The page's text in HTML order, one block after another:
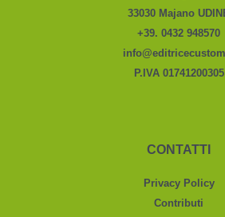
33030 Majano
+39. 0432 948570
P.IVA 01741200305
CONTATTI
Privacy Policy
Contributi